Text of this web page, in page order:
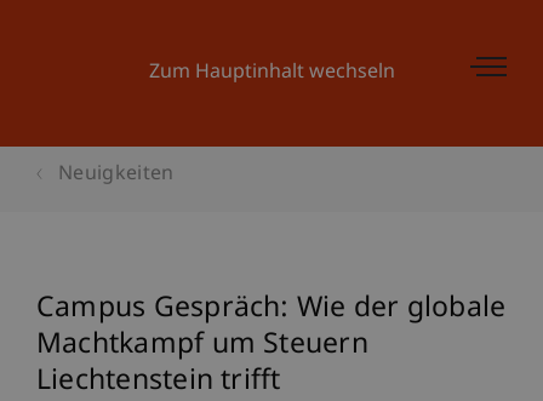
Zum Hauptinhalt wechseln
Neuigkeiten
Campus Gespräch: Wie der globale
Machtkampf um Steuern
Liechtenstein trifft